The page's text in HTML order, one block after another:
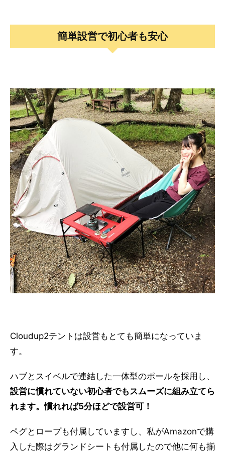
簡単設営で初心者も安心
Cloudup2テントは設営もとても簡単になっていま
す。
ハブとスイベルで連結した一体型のポールを採用し、
設営に慣れていない初心者でもスムーズに組み立てら
れます。慣れれば5分ほどで設営可！
ペグとロープも付属していますし、私がAmazonで購
入した際はグランドシートも付属したので他に何も揃